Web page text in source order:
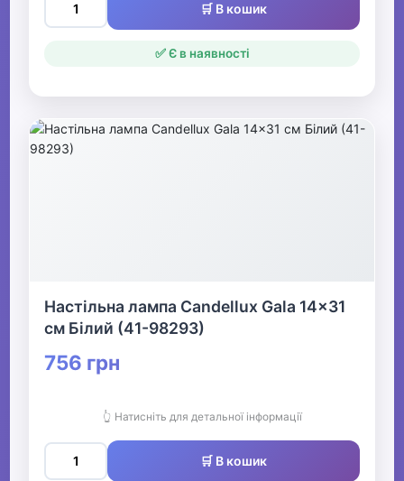
🛒 В кошик
✅ Є в наявності
Настільна лампа Candellux Gala 14x31
см Білий (41-98293)
756 грн
👆 Натисніть для детальної інформації
🛒 В кошик